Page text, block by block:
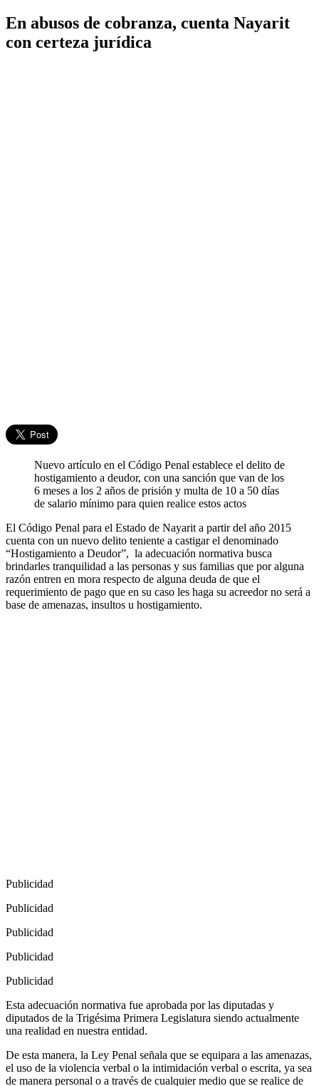
En abusos de cobranza, cuenta Nayarit
con certeza jurídica
Nuevo artículo en el Código Penal establece el delito de
hostigamiento a deudor, con una sanción que van de los
6 meses a los 2 años de prisión y multa de 10 a 50 días
de salario mínimo para quien realice estos actos
El Código Penal para el Estado de Nayarit a partir del año 2015
cuenta con un nuevo delito teniente a castigar el denominado
“Hostigamiento a Deudor”, la adecuación normativa busca
brindarles tranquilidad a las personas y sus familias que por alguna
razón entren en mora respecto de alguna deuda de que el
requerimiento de pago que en su caso les haga su acreedor no será a
base de amenazas, insultos u hostigamiento.
Publicidad
Publicidad
Publicidad
Publicidad
Publicidad
Esta adecuación normativa fue aprobada por las diputadas y
diputados de la Trigésima Primera Legislatura siendo actualmente
una realidad en nuestra entidad.
De esta manera, la Ley Penal señala que se equipara a las amenazas,
el uso de la violencia verbal o la intimidación verbal o escrita, ya sea
de manera personal o a través de cualquier medio que se realice de